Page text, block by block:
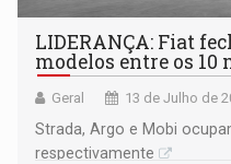
LIDERANÇA: Fiat
modelos entre os
Geral 13 de Julho de
Strada, Argo e Mobi
respectivamente